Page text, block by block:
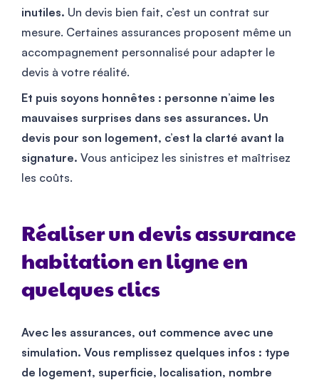
inutiles. Un devis bien fait, c’est un contrat sur
mesure. Certaines assurances proposent même un
accompagnement personnalisé pour adapter le
devis à votre réalité.
Et puis soyons honnêtes : personne n’aime les
mauvaises surprises dans ses assurances. Un
devis pour son logement, c’est la clarté avant la
signature. Vous anticipez les sinistres et maîtrisez
les coûts.
Réaliser un devis assurance
habitation en ligne en
quelques clics
Avec les assurances, out commence avec une
simulation. Vous remplissez quelques infos : type
de logement, superficie, localisation, nombre